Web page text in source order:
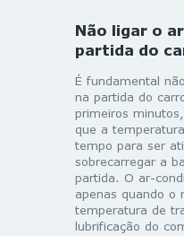
Não ligar o
partida do
É fundamental
na partida do
primeiros
que a
tempo para ser
sobrecarregar a
partida. O ar-
apenas quando o
temperatura de
lubrificação do